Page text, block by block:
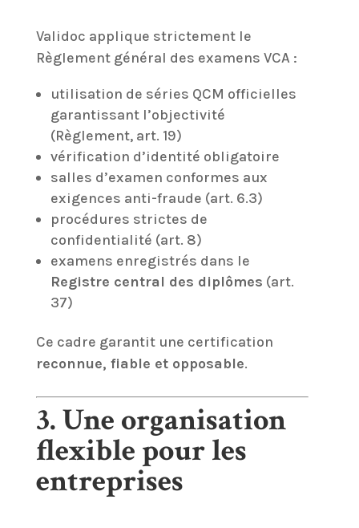
Validoc applique strictement le
Règlement général des examens VCA :
utilisation de séries QCM officielles
garantissant l’objectivité
(Règlement, art. 19)
vérification d’identité obligatoire
salles d’examen conformes aux
exigences anti-fraude (art. 6.3)
procédures strictes de
confidentialité (art. 8)
examens enregistrés dans le
Registre central des diplômes (art.
37)
Ce cadre garantit une certification
reconnue, fiable et opposable.
3. Une organisation
flexible pour les
entreprises